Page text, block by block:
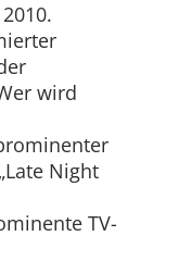
wird
Night
TV-